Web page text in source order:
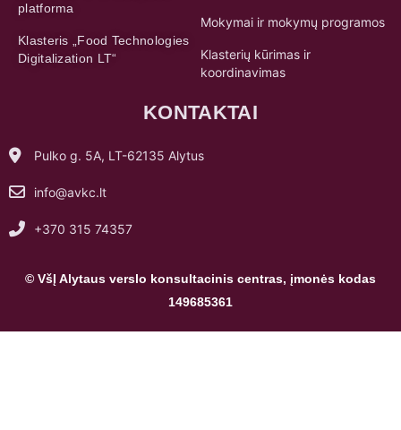
platforma
Klasteris „Food Technologies
Digitalization LT“
Mokymai ir mokymų programos
Klasterių kūrimas ir
koordinavimas
KONTAKTAI
Pulko g. 5A, LT-62135 Alytus
info@avkc.lt
+370 315 74357
© VšĮ Alytaus verslo konsultacinis centras, įmonės kodas
149685361